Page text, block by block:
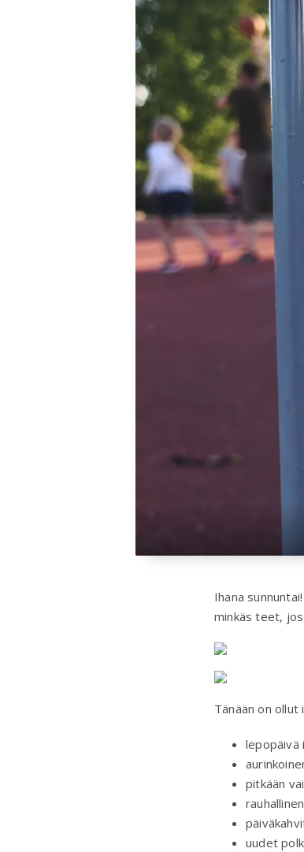
Ihana
minkäs teet, jos
Tänään on ollut
lepopäivä
pitkään
uudet